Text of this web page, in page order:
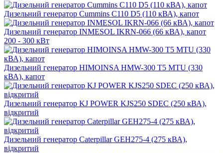
Дизельний генератор Cummins C110 D5 (110 кВА), капот
Дизельний генератор INMESOL IKRN-066 (66 кВА), капот
200 - 300 кВт
Дизельний генератор HIMOINSA HMW-300 T5 MTU (330
кВА), капот
Дизельний генератор KJ POWER KJS250 SDEC (250 кВА),
відкритий
Дизельний генератор Caterpillar GEH275-4 (275 кВА),
відкритий